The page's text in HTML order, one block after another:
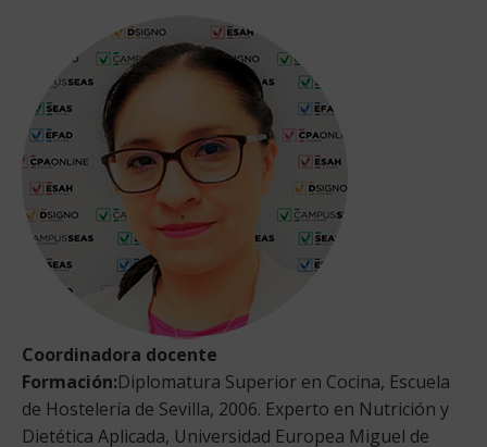
Coordinadora docente
Formación:Diplomatura Superior en Cocina, Escuela
de Hostelería de Sevilla, 2006. Experto en Nutrición y
Dietética Aplicada, Universidad Europea Miguel de